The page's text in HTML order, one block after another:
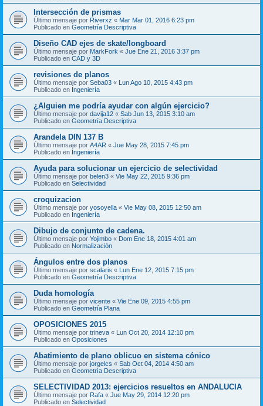
Intersección de prismas
Último mensaje por Riverxz « Mar Mar 01, 2016 6:23 pm
Publicado en Geometría Descriptiva
Diseño CAD ejes de skate/longboard
Último mensaje por MarkFork « Jue Ene 21, 2016 3:37 pm
Publicado en CAD y 3D
revisiones de planos
Último mensaje por Seba03 « Lun Ago 10, 2015 4:43 pm
Publicado en Ingeniería
¿Alguien me podría ayudar con algún ejercicio?
Último mensaje por davija12 « Sab Jun 13, 2015 3:10 am
Publicado en Geometría Descriptiva
Arandela DIN 137 B
Último mensaje por A4AR « Jue May 28, 2015 7:45 pm
Publicado en Ingeniería
Ayuda para solucionar un ejercicio de selectividad
Último mensaje por belen3 « Vie May 22, 2015 9:36 pm
Publicado en Selectividad
croquizacion
Último mensaje por yosoyella « Vie May 08, 2015 12:50 am
Publicado en Ingeniería
Dibujo de conjunto de cadena.
Último mensaje por Yojimbo « Dom Ene 18, 2015 4:01 am
Publicado en Normalización
Ángulos entre dos planos
Último mensaje por scalaris « Lun Ene 12, 2015 7:15 pm
Publicado en Geometría Descriptiva
Duda homología
Último mensaje por vicente « Vie Ene 09, 2015 4:55 pm
Publicado en Geometría Plana
OPOSICIONES 2015
Último mensaje por trineva « Lun Oct 20, 2014 12:10 pm
Publicado en Oposiciones
Abatimiento de plano oblicuo en sistema cónico
Último mensaje por jorgelcs « Sab Oct 04, 2014 4:50 am
Publicado en Geometría Descriptiva
SELECTIVIDAD 2013: ejercicios resueltos en ANDALUCIA
Último mensaje por Rafa « Jue May 29, 2014 12:20 pm
Publicado en Selectividad